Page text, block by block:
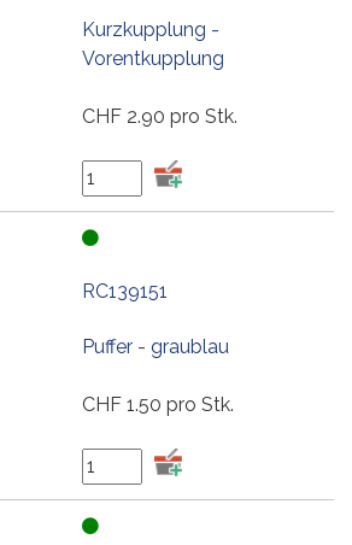
Kurzkupplung -
Vorentkupplung
CHF 2.90 pro Stk.
RC139151
Puffer - graublau
CHF 1.50 pro Stk.